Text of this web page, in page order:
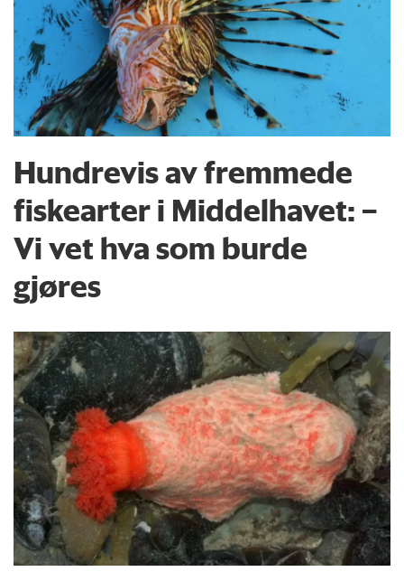
Hundrevis av fremmede
fiskearter i Middelhavet: –
Vi vet hva som burde
gjøres